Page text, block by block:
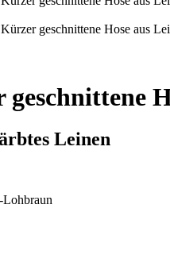
Leinen
Lohbraun